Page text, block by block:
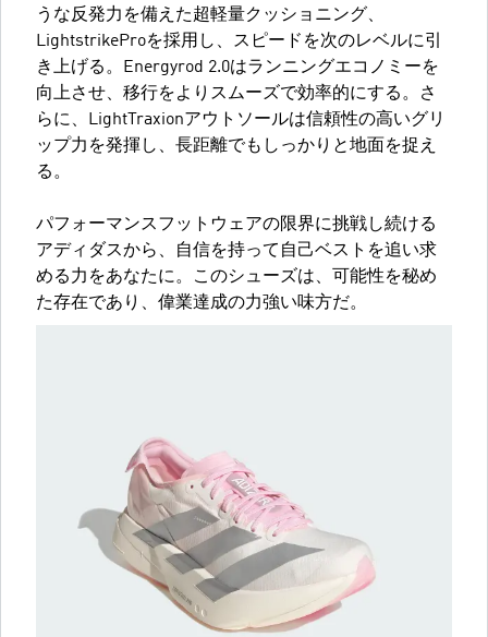
うな反発力を備えた超軽量クッショニング、
LightstrikeProを採用し、スピードを次のレベルに引
き上げる。Energyrod 2.0はランニングエコノミーを
向上させ、移行をよりスムーズで効率的にする。さ
らに、LightTraxionアウトソールは信頼性の高いグリ
ップ力を発揮し、長距離でもしっかりと地面を捉え
る。
パフォーマンスフットウェアの限界に挑戦し続ける
アディダスから、自信を持って自己ベストを追い求
める力をあなたに。このシューズは、可能性を秘め
た存在であり、偉業達成の力強い味方だ。